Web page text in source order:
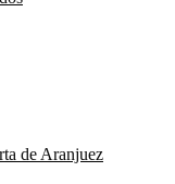
de Aranjuez